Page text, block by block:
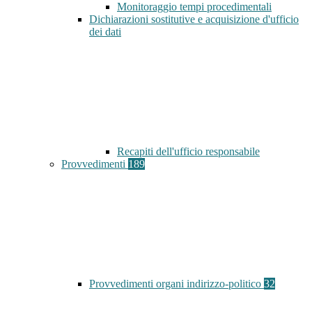
Monitoraggio tempi procedimentali
Dichiarazioni sostitutive e acquisizione d'ufficio
dei dati
Recapiti dell'ufficio responsabile
Provvedimenti 189
Provvedimenti organi indirizzo-politico 32